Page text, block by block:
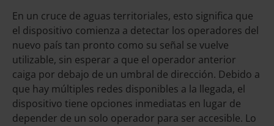
En un cruce de aguas territoriales, esto significa que
el dispositivo comienza a detectar los operadores del
nuevo país tan pronto como su señal se vuelve
utilizable, sin esperar a que el operador anterior
caiga por debajo de un umbral de dirección. Debido a
que hay múltiples redes disponibles a la llegada, el
dispositivo tiene opciones inmediatas en lugar de
depender de un solo operador para ser accesible. Lo